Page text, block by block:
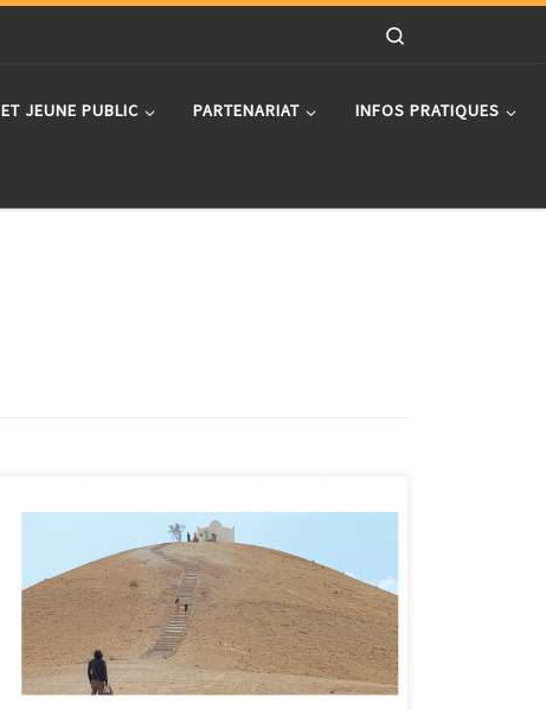
JEUNE PUBLIC PARTENARIAT INFOS PRATIQUES
Le samedi 2 juillet à 21h45, au Jardin Public à Apt.
PROJECTION GRATUITE Organisée par […]